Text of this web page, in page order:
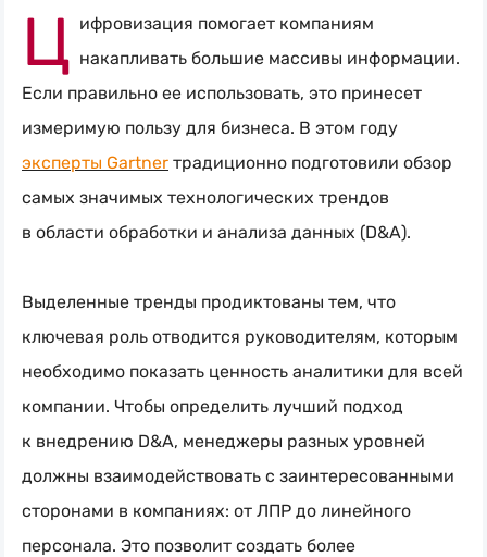
service
desk,
ITAM,
мониторинг
и
автоматизация
Ц ифровизация помогает компаниям
накапливать большие массивы информации.
Если правильно ее использовать, это принесет
измеримую пользу для бизнеса. В этом году
эксперты Gartner традиционно подготовили обзор
самых значимых технологических трендов
в области обработки и анализа данных (D&A).
Выделенные тренды продиктованы тем, что
ключевая роль отводится руководителям, которым
необходимо показать ценность аналитики для всей
компании. Чтобы определить лучший подход
к внедрению D&A, менеджеры разных уровней
должны взаимодействовать с заинтересованными
сторонами в компаниях: от ЛПР до линейного
персонала. Это позволит создать более